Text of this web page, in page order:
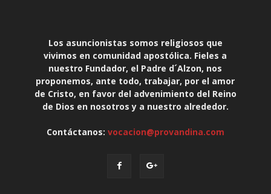
Los asuncionistas somos religiosos que
vivimos en comunidad apostólica. Fieles a
nuestro Fundador, el Padre d´Alzon, nos
proponemos, ante todo, trabajar, por el amor
de Cristo, en favor del advenimiento del Reino
de Dios en nosotros y a nuestro alrededor.
Contáctanos: vocacion@provandina.com